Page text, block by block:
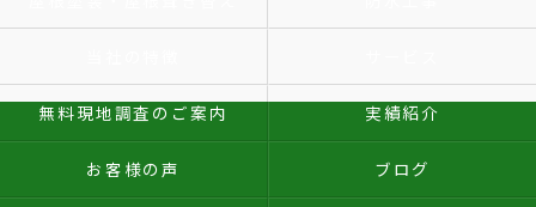
無料現地調査のご案内 実績紹介
お客様の声 ブログ